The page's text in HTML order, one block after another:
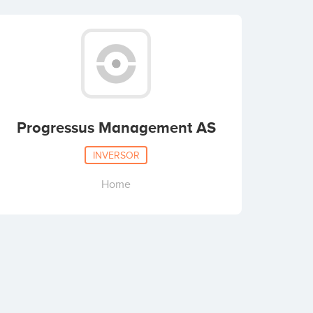
Progressus Management AS
INVERSOR
Home